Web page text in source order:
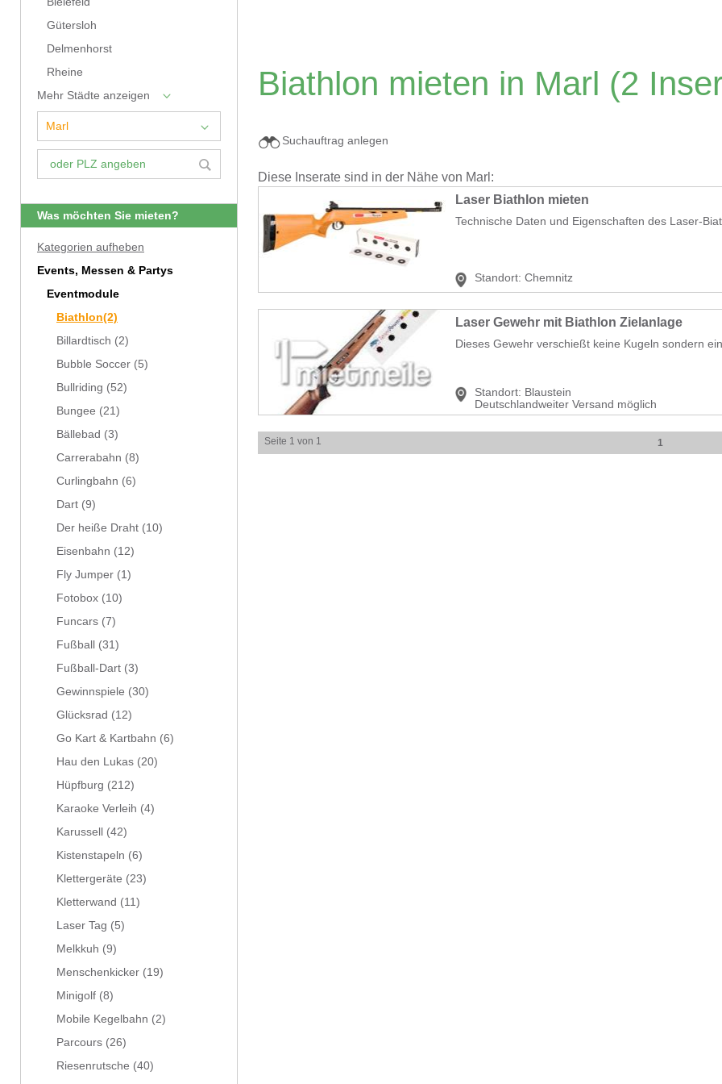
Gütersloh
Delmenhorst
Rheine
Mehr Städte anzeigen
Was möchten Sie mieten?
Kategorien aufheben
Events, Messen & Partys
Eventmodule
Biathlon(2)
Billardtisch (2)
Bubble Soccer (5)
Bullriding (52)
Bungee (21)
Bällebad (3)
Carrerabahn (8)
Curlingbahn (6)
Dart (9)
Der heiße Draht (10)
Eisenbahn (12)
Fly Jumper (1)
Fotobox (10)
Funcars (7)
Fußball
(31)
Fußball-Dart (3)
Gewinnspiele (30)
Glücksrad (12)
Go Kart & Kartbahn (6)
Hau den Lukas (20)
Hüpfburg (212)
Karaoke Verleih (4)
Karussell
(42)
Kistenstapeln (6)
Klettergeräte (23)
Kletterwand (11)
Laser Tag (5)
Melkkuh (9)
Menschenkicker (19)
Minigolf (8)
Mobile Kegelbahn (2)
Parcours (26)
Riesenrutsche (40)
Biathlon mieten in Marl (2
Suchauftrag anlegen
Diese Inserate sind in der Nähe von Marl:
Laser Biathlon mieten
Technische Daten und Eigenschaften des Laser-
Standort: Chemnitz
Laser Gewehr mit Biathlon Zielanlage
Dieses Gewehr verschießt keine Kugeln sondern
Standort: Blaustein
Deutschlandweiter Versand möglich
Seite 1 von 1 1